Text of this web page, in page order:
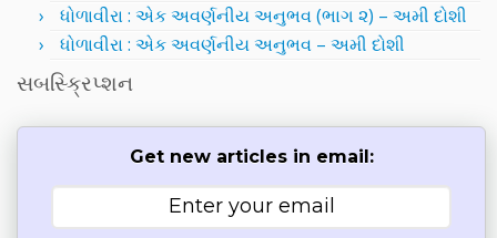
ધોળાવીરા : એક અવર્ણનીય અનુભવ (ભાગ ૨) – અમી દોશી
ધોળાવીરા : એક અવર્ણનીય અનુભવ – અમી દોશી
સબસ્ક્રિપ્શન
Get new articles in email: